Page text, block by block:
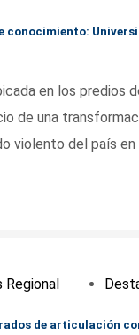
conocimiento:
en los
de una
violento del país
Regional
de articulación